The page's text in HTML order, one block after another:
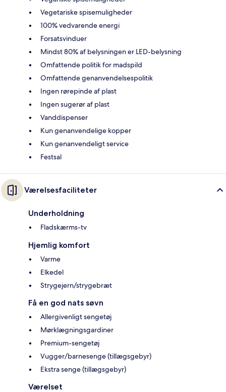
Vegetariske spisemuligheder
100% vedvarende energi
Forsatsvinduer
Mindst 80% af belysningen er LED-belysning
Omfattende politik for madspild
Omfattende genanvendelsespolitik
Ingen rørepinde af plast
Ingen sugerør af plast
Vanddispenser
Kun genanvendelige kopper
Kun genanvendeligt service
Festsal
Værelsesfaciliteter
Underholdning
Fladskærms-tv
Hjemlig komfort
Varme
Elkedel
Strygejern/strygebræt
Få en god nats søvn
Allergivenligt sengetøj
Mørklægningsgardiner
Premium-sengetøj
Vugger/barnesenge (tillægsgebyr)
Ekstra senge (tillægsgebyr)
Værelset